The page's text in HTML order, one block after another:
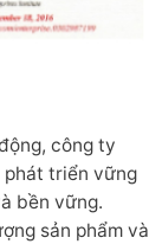
công ty
phát triển vững
bền vững.
sản phẩm và